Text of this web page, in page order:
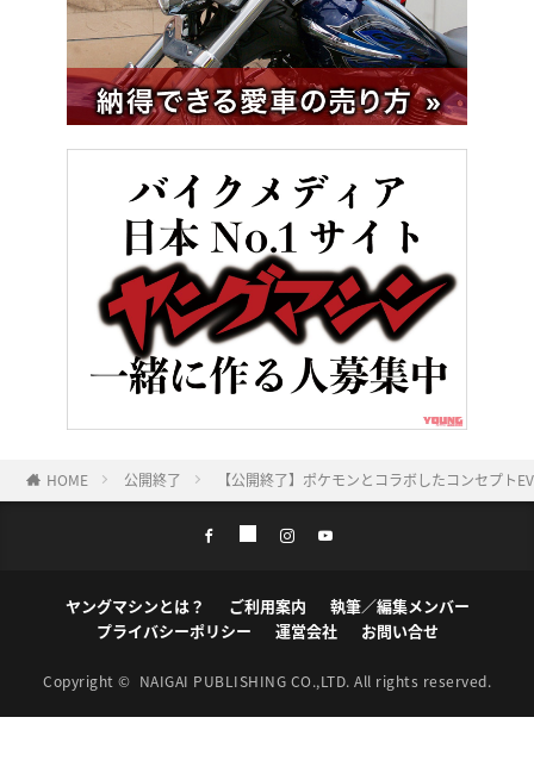
HOME 公開終了 【公開終了】ポケモンとコラボしたコンセプト
ヤングマシンとは？ ご利用案内
執筆／編集メンバー
プライバシーポリシー
運営会社 お問い合せ
Copyright © NAIGAI PUBLISHING CO.,LTD. All rights reserved.